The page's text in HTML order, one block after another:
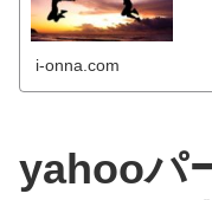
i-onna.com
yahooパ